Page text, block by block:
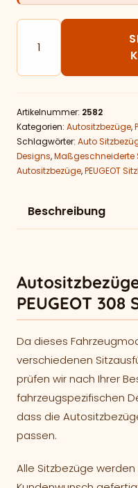
Autositzbezüge
Artikelnummer: 2582
Kategorien: Autositzbezüge,
Schlagwörter: Auto
Designs,Maßgeschneiderte
Autositzbezüge,PEUGEOT
Beschreibung
PEUGEOT 308
Da dieses
verschiedenen
prüfen wir nach Ihrer
fahrzeugspezifischen
dass die
passen.
Alle Sitzbezüge